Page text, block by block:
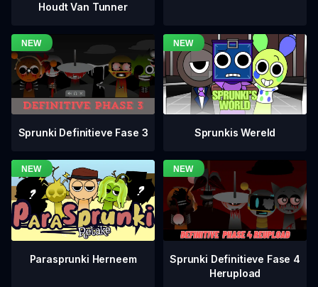
Houdt Van Tunner
Sprunki Definitieve Fase 3 Sprunkis Wereld
Parasprunki Herneem
Sprunki Definitieve Fase 4
Herupload